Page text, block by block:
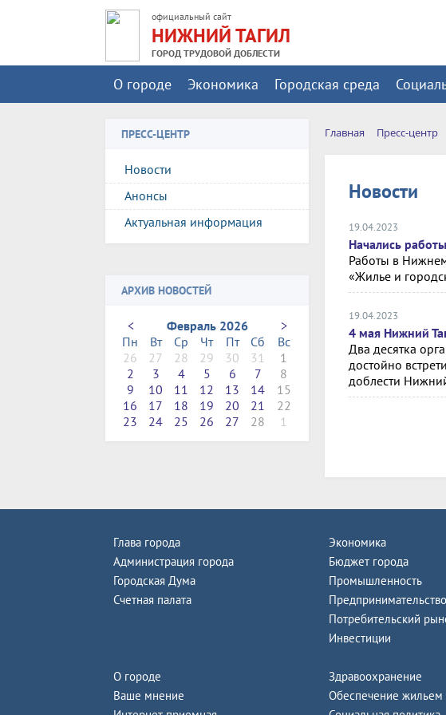
официальный сайт
НИЖНИЙ ТАГИЛ
ГОРОД ТРУДОВОЙ ДОБЛЕСТИ
О городе Экономика Городская среда
ПРЕСС-ЦЕНТР
Новости
Анонсы
Актуальная информация
АРХИВ НОВОСТЕЙ
< Февраль 2026
>
Пн
Вт Ср Чт Пт Сб
Вс
26
27 28 29 30 31
1
2
3 4 5 6 7
8
9
10 11 12 13 14
15
16
17 18 19 20 21
22
23
24 25 26 27 28 1
Главная Пресс-центр
Новости
19.04.2023
Начались
Работы в
«Жилье и
19.04.2023
4 мая Нижний
Два десятка
достойно
доблести
Глава города
Администрация города
Городская Дума
Счетная палата
Экономика
Бюджет города
Промышленность
Предпринимательство
Потребительский
Инвестиции
О городе
Ваше мнение
Здравоохранение
Обеспечение жильем